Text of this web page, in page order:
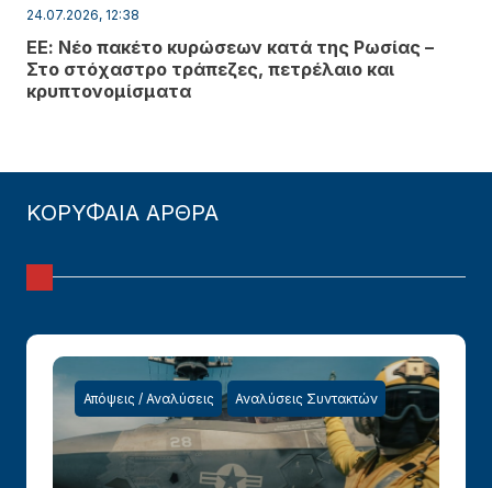
24.07.2026, 12:38
ΕΕ: Νέο πακέτο κυρώσεων κατά της Ρωσίας –
Στο στόχαστρο τράπεζες, πετρέλαιο και
κρυπτονομίσματα
ΚΟΡΥΦΑΙΑ ΑΡΘΡΑ
Απόψεις / Αναλύσεις Αναλύσεις Συντακτών